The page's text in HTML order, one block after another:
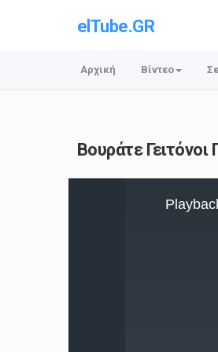
elTube.GR
Αρχική Βίντεο
Βουράτε